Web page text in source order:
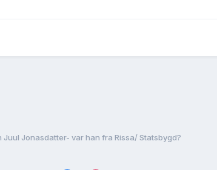
Juul Jonasdatter- var han fra Rissa/ Statsbygd?